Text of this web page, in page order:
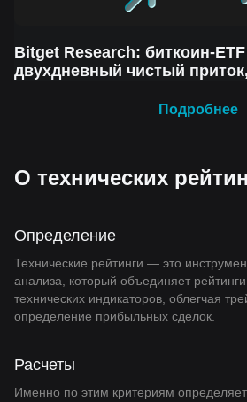
Bitget Research: биткоин-
двухдневный чистый
отскок, но сохраняетсяПодробнее
О технических
Определение
Технические рейтинги — это
анализа, который объединяет
технических индикаторов, облегчая
определение прибыльных сделок.
Расчеты
Именно по этим критериям